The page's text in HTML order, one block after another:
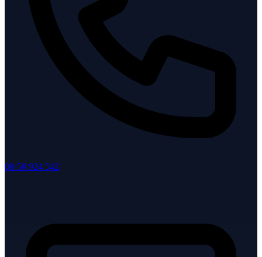
08-50 924 542